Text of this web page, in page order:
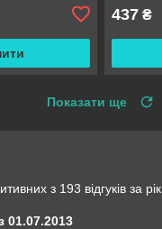
437 ₴
Показати ще
з 193 відгуків за рік
01.07.2013